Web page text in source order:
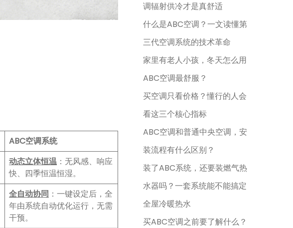
ABC空调系统
动态立体恒温 ：无风感、响应
快、四季恒温恒湿。
全自动协同 ：一键设定后，全
年由系统自动优化运行，无需
干预。
调辐射供冷才是真舒适
什么是ABC空调？一文读懂第
三代空调系统的技术革命
家里有老人小孩，冬天怎么用
ABC空调最舒服？
买空调只看价格？懂行的人会
看这三个核心指标
ABC空调和普通中央空调，安
装流程有什么区别？
装了ABC系统，还要装燃气热
水器吗？一套系统能不能搞定
全屋冷暖热水
买ABC空调之前要了解什么？